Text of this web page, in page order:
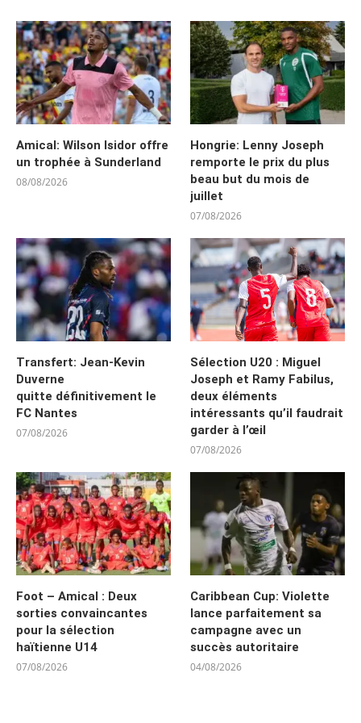
Amical: Wilson Isidor offre
un trophée à Sunderland
08/08/2026
Hongrie: Lenny Joseph
remporte le prix du plus
beau but du mois de
juillet
07/08/2026
Transfert: Jean-Kevin
Duverne
quitte définitivement le
FC Nantes
07/08/2026
Sélection U20 : Miguel
Joseph et Ramy Fabilus,
deux éléments
intéressants qu’il faudrait
garder à l’œil
07/08/2026
Foot – Amical : Deux
sorties convaincantes
pour la sélection
haïtienne U14
07/08/2026
Caribbean Cup: Violette
lance parfaitement sa
campagne avec un
succès autoritaire
04/08/2026